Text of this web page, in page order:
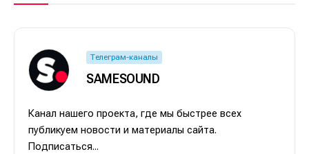
Телеграм-каналы
SAMESOUND
Канал нашего проекта, где мы быстрее всех
публикуем новости и материалы сайта.
Подписаться...